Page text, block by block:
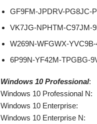
GF9FM-JPDRV-PG8JC-
VK7JG-NPHTM-C97JM-
W269N-WFGWX-
6P99N-YF42M-TPGBG-
Windows 10 Professional:
Windows 10 Professional
Windows 10 Enterprise:
Windows 10 Enterprise N: